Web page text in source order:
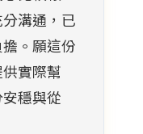
溝通，已
。願這份
實際幫
穩與從